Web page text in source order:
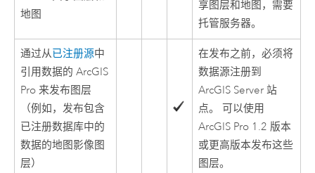
地图
享图层和地图，需要
托管服务器。
通过从已注册源中
引用数据的ArcGIS
Pro 来发布图层
（例如，发布包含
已注册数据库中的
数据的地图影像图
层）
在发布之前，必须将
数据源注册到
ArcGIS Server 站
点。 可以使用
ArcGIS Pro 1.2 版本
或更高版本发布这些
图层。